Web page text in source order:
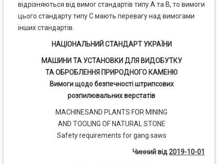
відрізняються від вимог стандартів типу А та В, то вимоги
цього стандарту типу С мають перевагу над вимогами
інших стандартів.
НАЦІОНАЛЬНИЙ СТАНДАРТ УКРАЇНИ
МАШИНИ ТА УСТАНОВКИ ДЛЯ ВИДОБУТКУ
ТА ОБРОБЛЕННЯ ПРИРОДНОГО КАМЕНЮ
Вимоги щодо безпечності штрипсових
розпилювальних верстатів
MACHINESAND PLANTS FOR MINING
AND TOOLING OF NATURAL STONE
Safety requirements for gang saws
Чинний від2019-10-01